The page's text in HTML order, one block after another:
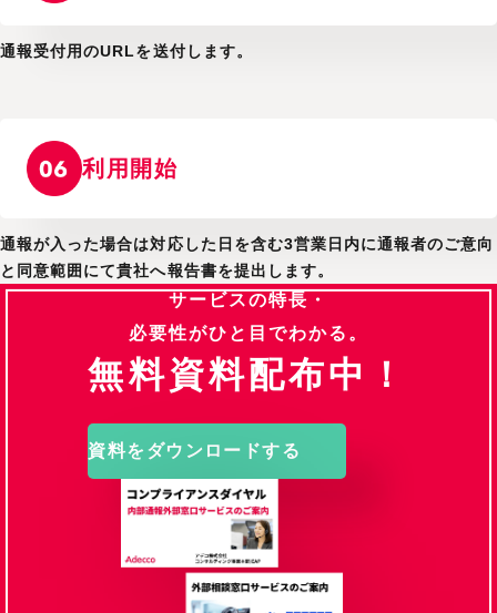
通報受付用のURLを送付します。
利用開始
通報が入った場合は対応した日を含む3営業日内に通報者のご意向
と同意範囲にて貴社へ報告書を提出します。
サービスの特長・
必要性がひと目でわかる。
無料資料配布中！
資料をダウンロードする